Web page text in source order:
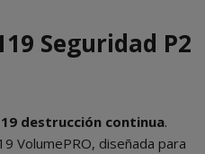
Seguridad P2
destrucción continua.
VolumePRO, diseñada para